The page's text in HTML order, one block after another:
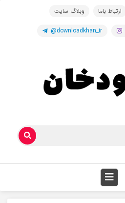
ارتباط باما وبلاگ سایت
@downloadkhan_ir